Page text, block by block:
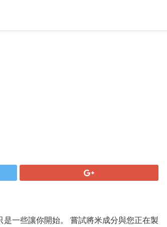
一些讓你開始。 嘗試將米成分與您正在製